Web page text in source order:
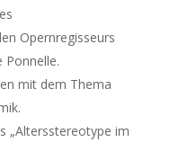
Opernregisseurs
Ponnelle.
mit dem Thema
„Altersstereotype im